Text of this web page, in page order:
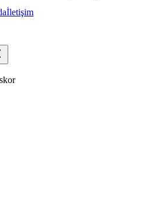
İletişim